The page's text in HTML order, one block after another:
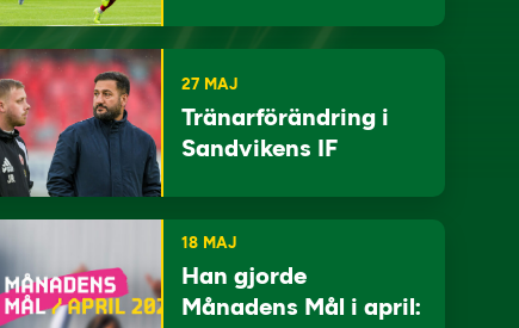
27 MAJ
Tränarförändring i
Sandvikens IF
18 MAJ
Han gjorde
Månadens Mål i april: